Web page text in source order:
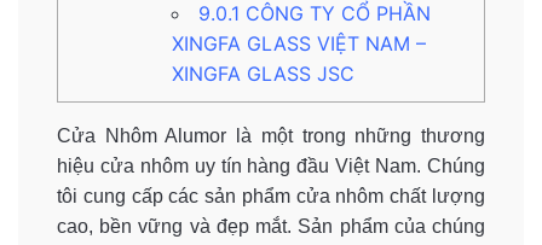
9.0.1 CÔNG TY CỔ PHẦN
XINGFA GLASS VIỆT NAM –
XINGFA GLASS JSC
Cửa Nhôm Alumor là một trong những thương
hiệu cửa nhôm uy tín hàng đầu Việt Nam. Chúng
tôi cung cấp các sản phẩm cửa nhôm chất lượng
cao, bền vững và đẹp mắt. Sản phẩm của chúng